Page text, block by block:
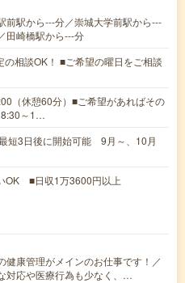
前駅から---分／崇城大学前駅から---
田崎橋駅から---分
相談OK！ ■ご希望の曜日をご相談
（休憩60分）■ご希望があればその
8:30～1…
短3日後に開始可能 9月～、10月
OK ■日収1万3600円以上
健康管理がメインのお仕事です！／
対応や医療行為も少なく、…